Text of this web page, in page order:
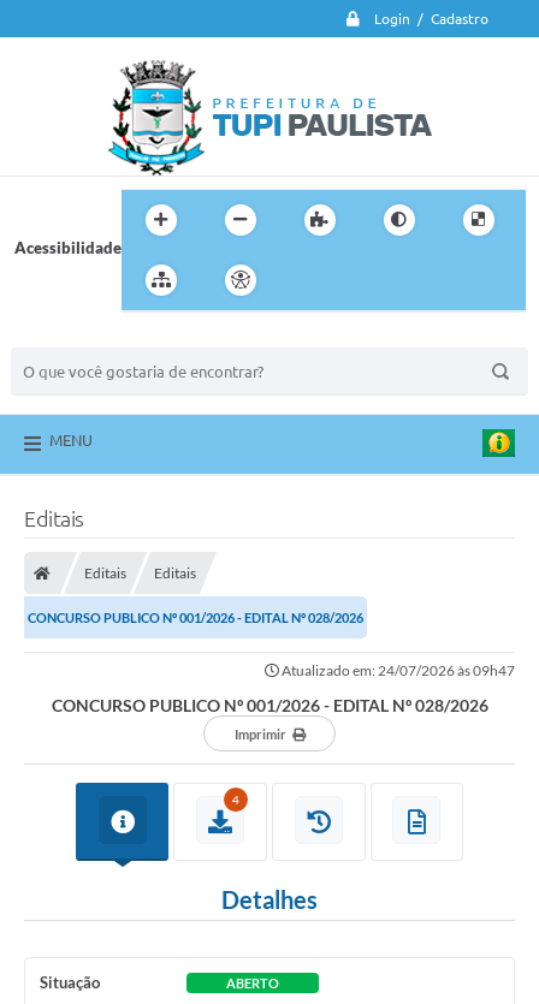
Login / Cadastro
Acessibilidade
MENU
Editais
Editais Editais
CONCURSO PUBLICO Nº 001/2026 - EDITAL Nº 028/2026
Atualizado em: 24/07/2026 às 09h47
CONCURSO PUBLICO Nº 001/2026 - EDITAL Nº 028/2026
Imprimir
4
Detalhes
Situação ABERTO